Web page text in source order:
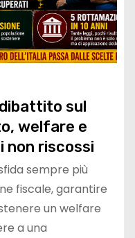
sul
welfare e
non riscossi
sempre più
fiscale, garantire
un welfare
a una